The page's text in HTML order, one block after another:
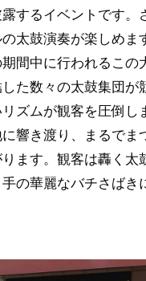
するイベントです。
太鼓演奏が楽しめま
間中に行われるこの
た数々の太鼓集団が
ズムが観客を圧倒し
響き渡り、まるでま
ます。観客は轟く太
の華麗なバチさばき